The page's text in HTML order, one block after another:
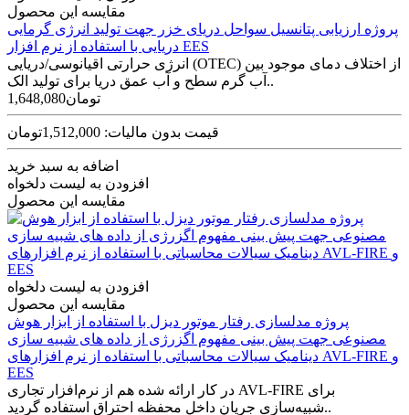
مقایسه این محصول
پروژه ارزیابی پتانسیل سواحل دریای خزر جهت تولید انرژی گرمایی
دریایی با استفاده از نرم افزار EES
انرژی حرارتی اقیانوسی/دریایی (OTEC) از اختلاف دمای موجود بین
آب گرم سطح و آب عمق دریا برای تولید الک..
1,648,080تومان
قیمت بدون مالیات: 1,512,000تومان
اضافه به سبد خرید
افزودن به لیست دلخواه
مقایسه این محصول
افزودن به لیست دلخواه
مقایسه این محصول
پروژه مدلسازی رفتار موتور دیزل با استفاده از ابزار هوش
مصنوعی جهت پیش بینی مفهوم اگزرژی از داده های شبیه سازی
دینامیک سیالات محاسباتی با استفاده از نرم افزارهای AVL-FIRE و
EES
در کار ارائه شده هم از نرم‌افزار تجاری AVL-FIRE برای
شبیه‌سازی جریان داخل محفظه احتراق استفاده گردید..